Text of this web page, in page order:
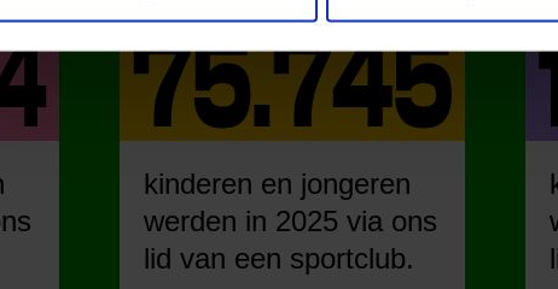
kinderen en jongeren
werden in 2025 via ons
lid van een sportclub.